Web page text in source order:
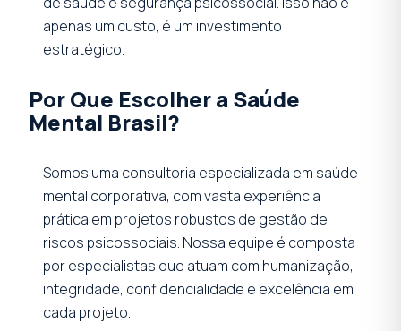
apenas um custo, é um investimento
estratégico.
Por Que Escolher a Saúde
Mental Brasil?
Somos uma consultoria especializada em saúde
mental corporativa, com vasta experiência
prática em projetos robustos de gestão de
riscos psicossociais. Nossa equipe é composta
por especialistas que atuam com humanização,
integridade, confidencialidade e excelência em
cada projeto.